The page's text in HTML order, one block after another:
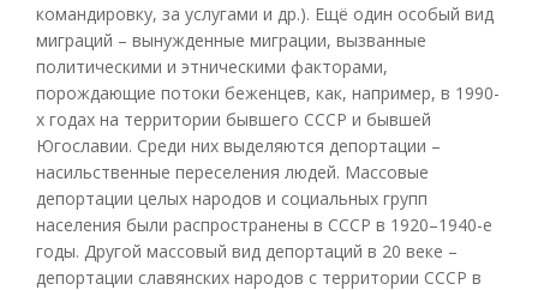
командировку, за услугами и др.). Ещё один особый вид
миграций – вынужденные миграции, вызванные
политическими и этническими факторами,
порождающие потоки беженцев, как, например, в 1990-
х годах на территории бывшего СССР и бывшей
Югославии. Среди них выделяются депортации –
насильственные переселения людей. Массовые
депортации целых народов и социальных групп
населения были распространены в СССР в 1920–1940-е
годы. Другой массовый вид депортаций в 20 веке –
депортации славянских народов с территории СССР в